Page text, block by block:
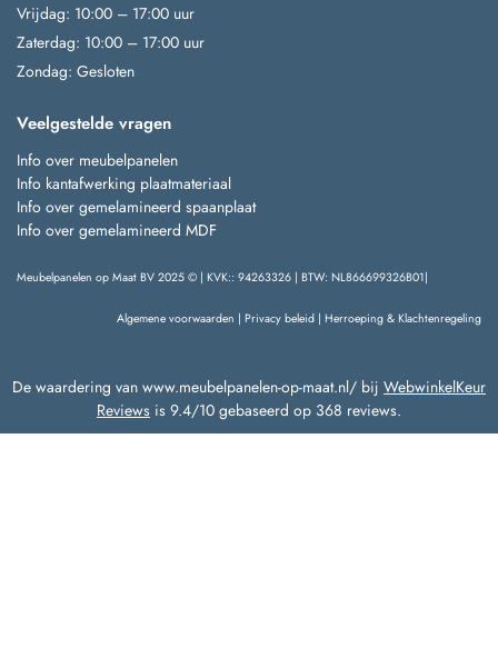
Vrijdag: 10:00 – 17:00 uur
Zaterdag: 10:00 – 17:00 uur
Zondag: Gesloten
Veelgestelde vragen
Info over meubelpanelen
Info kantafwerking plaatmateriaal
Info over gemelamineerd spaanplaat
Info over gemelamineerd MDF
Meubelpanelen op Maat BV 2025 © | KVK:: 94263326 | BTW: NL866699326B01|
Algemene voorwaarden | Privacy beleid | Herroeping & Klachtenregeling
De waardering van www.meubelpanelen-op-maat.nl/ bij WebwinkelKeur
Reviews is 9.4/10 gebaseerd op 368 reviews.